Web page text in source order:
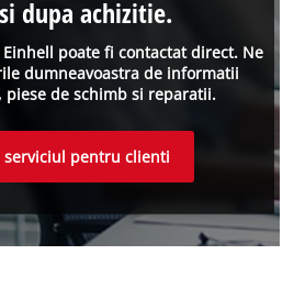
poate fi contactat direct. Ne
dumneavoastra de informatii
piese de schimb si reparatii.
dupa achizitie.
serviciul pentru clienti